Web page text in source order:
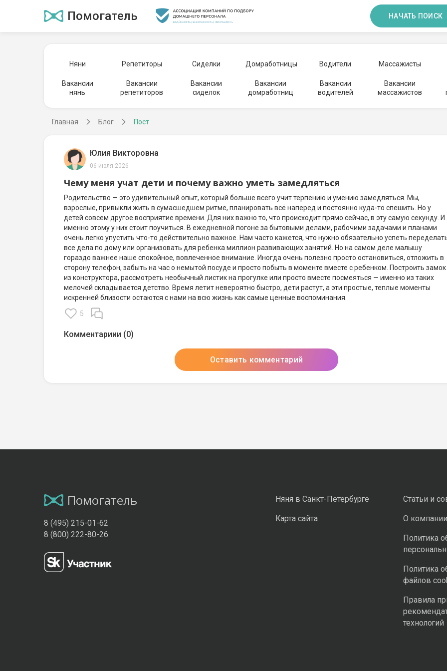
Помогатель НАЧАТЬ ПОИСК
Няни Репетиторы Сиделки Домработницы Водители Массажисты
Вакансии
нянь
Вакансии
репетиторов
Вакансии
сиделок
Вакансии
домработниц
Вакансии
водителей
Вакансии
массажистов
Главная Блог Пост
Юлия Викторовна
06 июля 2026
Чему меня учат дети и почему важно уметь замедляться
Родительство — это удивительный опыт, который больше всего учит терпению и умению замедляться. Мы,
взрослые, привыкли жить в сумасшедшем ритме, планировать всё наперед и постоянно куда-то спешить. Но у
детей совсем другое восприятие времени. Для них важно то, что происходит прямо сейчас, в эту самую секунду. И
именно этому у них стоит поучиться. В ежедневной погоне за бытовыми делами, рабочими задачами и планами
очень легко упустить что-то действительно важное. Нам часто кажется, что нужно обязательно успеть
все дела по дому или организовать для ребенка миллион развивающих занятий. Но на самом деле малышу
гораздо важнее наше спокойное, вовлеченное внимание. Иногда очень полезно просто остановиться, отложить в
сторону телефон, забыть на час о немытой посуде и просто побыть в моменте вместе с ребенком. Построить замок
из конструктора, рассмотреть необычный листик на прогулке или просто вместе посмеяться — именно из таких
мелочей складывается детство. Время летит невероятно быстро, дети растут, а эти простые, теплые моменты
искренней близости остаются с нами на всю жизнь как самые ценные воспоминания.
5
Комментариии (0)
Оставить комментарий
Помогатель
8 (495) 215-01-62
8 (800) 222-80-26
Няня в Санкт-Петербурге
Карта сайта
Статьи и
О компании
Политика
Политика
файлов
Правила
технологий